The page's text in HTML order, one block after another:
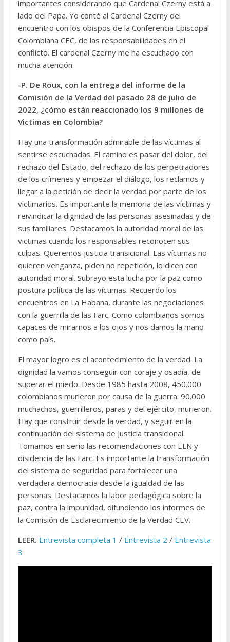
importantes considerando que Cardenal Czerny está a
lado del Papa. Yo conté al Cardenal Czerny del
encuentro con los obispos de la Conferencia Episcopal
Colombiana CEC, de las responsabilidades en el
conflicto. El cardenal Czerny me ha escuchado con
mucha atención.
-P. De Roux, con la entrega del informe de la
Comisión de la Verdad del pasado 28 de julio de
2022, ¿cómo están reaccionado los 9 millones de
Victimas en Colombia?
Hay una transformación admirable de las víctimas al
sentirse escuchadas. El camino es pasar del dolor, del
rechazo del Estado, del rechazo de los perpetradores
de los crímenes y empezar el diálogo, los reclamos y
llegar a la petición de decir la verdad por parte de los
victimarios. Es importante la memoria de las víctimas y
reivindicar la dignidad de las personas asesinadas y de
sus familiares. Destacamos la autoridad moral de las
victimas cuando los responsables reconocen sus
culpas. Queremos justicia transicional. Las víctimas no
quieren venganza, piden no repetición, lo dicen con
autoridad moral. Subrayo esta lucha por la paz como
postura política de las víctimas. Recuerdo los
encuentros en La Habana, durante las negociaciones
con la guerrilla de las Farc. Como colombianos somos
capaces de mirarnos a los ojos y nos damos la mano
como país.
El mayor logro es el acontecimiento de la verdad. La
dignidad la vamos conseguir con coraje y osadía, de
superar el miedo. Desde 1985 hasta 2008, 450.000
colombianos murieron por causa de la guerra. 90.000
muchachos, guerrilleros, paras y del ejército, murieron.
Hay que construir desde la verdad, y seguir en la
continuación del sistema de justicia transicional.
Tomamos en serio las recomendaciones con ELN y
disidencia de las Farc. Es importante la transformación
del sistema de seguridad para fortalecer una
verdadera democracia desde la igualdad de las
personas. Destacamos la labor pedagógica sobre la
paz, contra la impunidad, difundiendo los informes de
la Comisión de Esclarecimiento de la Verdad CEV.
LEER. Entrevista completa 1 / Entrevista 2 / Entrevista
3